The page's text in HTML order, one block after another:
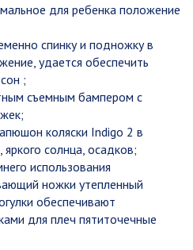
для ребенка положение
спинку и подножку в
удается обеспечить
;
съемным бампером с
коляски Indigo 2 в
солнца, осадков;
использования
ножки утепленный
обеспечивают
для плеч пятиточечные